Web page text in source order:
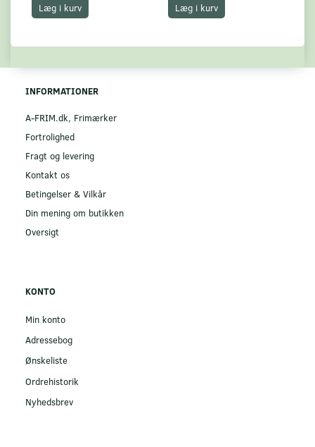
Læg i kurv Læg i kurv
INFORMATIONER
A-FRIM.dk, Frimærker
Fortrolighed
Fragt og levering
Kontakt os
Betingelser & Vilkår
Din mening om butikken
Oversigt
KONTO
Min konto
Adressebog
Ønskeliste
Ordrehistorik
Nyhedsbrev